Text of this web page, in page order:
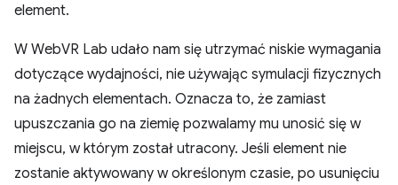
element.
W WebVR Lab udało nam się utrzymać niskie wymagania
dotyczące wydajności, nie używając symulacji fizycznych
na żadnych elementach. Oznacza to, że zamiast
upuszczania go na ziemię pozwalamy mu unosić się w
miejscu, w którym został utracony. Jeśli element nie
zostanie aktywowany w określonym czasie, po usunięciu